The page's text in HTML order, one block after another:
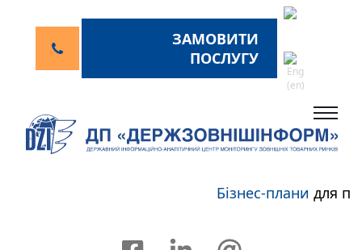
ЗАМОВИТИ
ПОСЛУГУ
Бізнес-планидля